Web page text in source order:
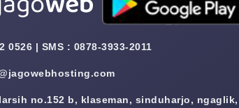
0526 | SMS : 0878-3933-2011
no.152 b, klaseman, sinduharjo, ngaglik,